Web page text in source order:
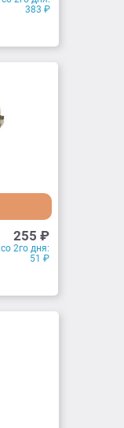
383 ₽
255 ₽
со 2го дня:
51 ₽